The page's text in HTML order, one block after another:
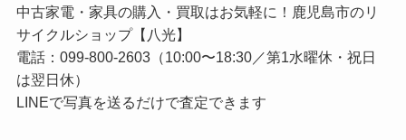
中古家電・家具の購入・買取はお気軽に！鹿児島市のリ
サイクルショップ【八光】
電話：099-800-2603（10:00〜18:30／第1水曜休・祝日
は翌日休）
LINEで写真を送るだけで査定できます